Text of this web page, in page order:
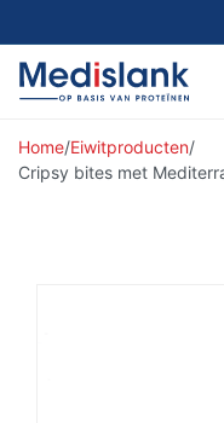
Home/Eiwitproducten/
Cripsy bites met